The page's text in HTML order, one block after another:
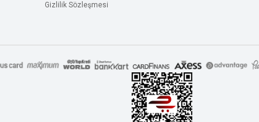
Gizlilik Sözleşmesi